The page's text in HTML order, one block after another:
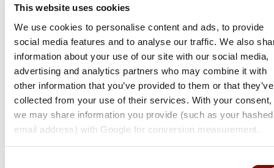
This website uses cookies
We use cookies to personalise content and ads, to provide
social media features and to analyse our traffic. We also
information about your use of our site with our social media,
advertising and analytics partners who may combine it with
other information that you’ve provided to them or that they’ve
collected from your use of their services. With your consent,
we may share information you provide (such as your hashed
email address) with Google for conversion measurement.
Browning
Maral 4X Action Nordic
Flera varianter